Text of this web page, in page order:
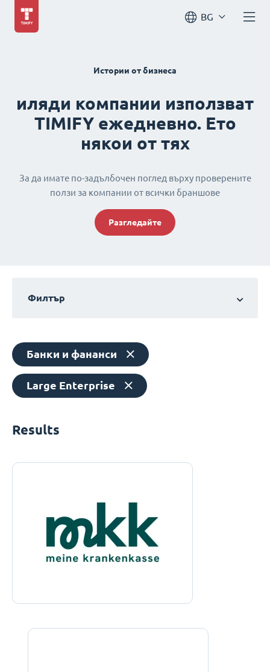
BG
Истории от бизнеса
иляди компании използват
TIMIFY ежедневно. Ето
някои от тях
За да имате по-задълбочен поглед върху проверените
ползи за компании от всички браншове
Разгледайте
Филтър
Банки и фананси
Large Enterprise
Results